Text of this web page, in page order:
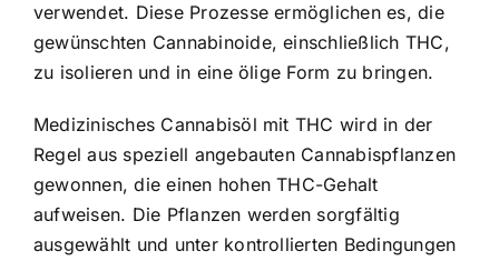
verwendet. Diese Prozesse ermöglichen es, die
gewünschten Cannabinoide, einschließlich THC,
zu isolieren und in eine ölige Form zu bringen.
Medizinisches Cannabisöl mit THC wird in der
Regel aus speziell angebauten Cannabispflanzen
gewonnen, die einen hohen THC-Gehalt
aufweisen. Die Pflanzen werden sorgfältig
ausgewählt und unter kontrollierten Bedingungen